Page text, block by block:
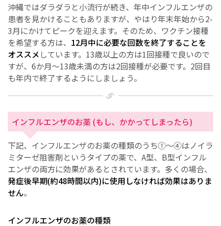
沖縄ではダラダラと小流行が続き、年中インフルエンザの
患者を見かけることもありますが、やはり年末年始から2-
3月にかけてピークを迎えます。そのため、ワクチン接種
を希望する方は、 12月中に必要な回数を終了することを
オススメ しています。13歳以上の方は1回接種で良いので
すが、6か月〜13歳未満の方は2回接種が必要です。2回目
も年内で終了するようにしましょう。
インフルエンザのお薬 (もし、かかってしまったら)
下記、インフルエンザのお薬の種類のうち①〜④はノイラ
ミターゼ阻害剤というタイプの薬で、A型、B型インフル
エンザの両方に効果があるとされています。多くの場合、
発症後早期(約48時間以内)に使用しなければ効果はありま
せん。
インフルエンザのお薬の種類